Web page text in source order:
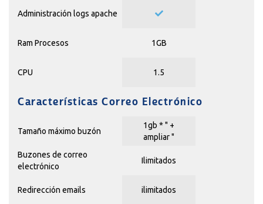
Administración logs apache
Ram Procesos 1GB
CPU 1.5
Características Correo Electrónico
Tamaño máximo buzón
1gb * " +
ampliar"
Buzones de correo
electrónico
Ilimitados
Redirección emails ilimitados